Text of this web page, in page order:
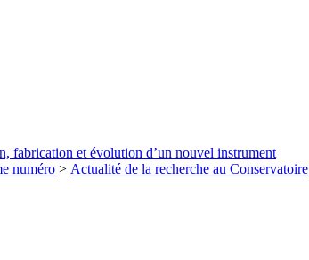
fabrication et évolution d’un nouvel instrument
numéro > Actualité de la recherche au Conservatoire